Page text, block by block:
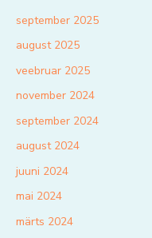
september 2025
august 2025
veebruar 2025
november 2024
september 2024
august 2024
juuni 2024
mai 2024
märts 2024